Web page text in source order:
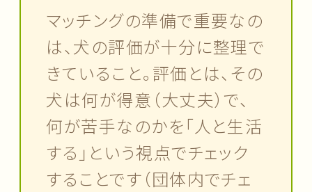
マッチングの準備で重要なの
は、犬の評価が十分に整理で
きていること。評価とは、その
犬は何が得意（大丈夫）で、
何が苦手なのかを「人と生活
する」という視点でチェック
することです（団体内でチェ